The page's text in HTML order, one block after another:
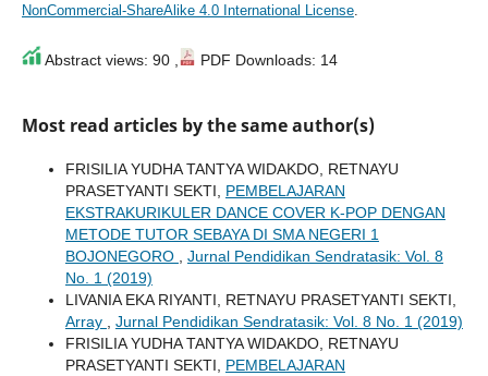
NonCommercial-ShareAlike 4.0 International License.
Abstract views: 90 , PDF Downloads: 14
Most read articles by the same author(s)
FRISILIA YUDHA TANTYA WIDAKDO, RETNAYU
PRASETYANTI SEKTI, PEMBELAJARAN
EKSTRAKURIKULER DANCE COVER K-POP DENGAN
METODE TUTOR SEBAYA DI SMA NEGERI 1
BOJONEGORO
Jurnal Pendidikan Sendratasik: Vol. 8
No. 1 (2019)
LIVANIA EKA RIYANTI, RETNAYU PRASETYANTI SEKTI,
Array
Jurnal Pendidikan Sendratasik: Vol. 8 No. 1 (2019)
FRISILIA YUDHA TANTYA WIDAKDO, RETNAYU
PRASETYANTI SEKTI, PEMBELAJARAN